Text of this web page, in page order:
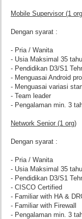
Mobile Supervisor (1
Dengan syarat :
- Pria / Wanita
- Usia Maksimal 35
- Pendidikan D3/S1
- Menguasai Android
- Menguasai variasi
- Team leader
- Pengalaman min. 3
Network Senior (1 org)
Dengan syarat :
- Pria / Wanita
- Usia Maksimal 35
- Pendidikan D3/S1
- CISCO Certified
- Familiar with HA &
- Familiar with Firewall
- Pengalaman min. 3